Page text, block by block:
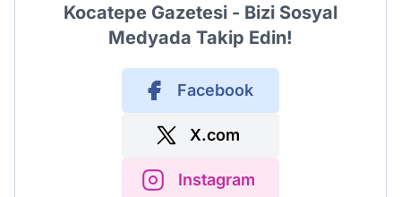
Kocatepe Gazetesi - Bizi Sosyal
Medyada Takip Edin!
Facebook
X.com
Instagram